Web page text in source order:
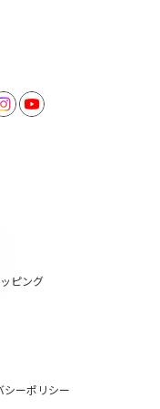
ピング
シーポリシー